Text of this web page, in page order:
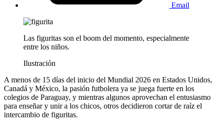
Email
Las figuritas son el boom del momento, especialmente
entre los niños.
Ilustración
A menos de 15 días del inicio del Mundial 2026 en Estados Unidos,
Canadá y México, la pasión futbolera ya se juega fuerte en los
colegios de Paraguay, y mientras algunos aprovechan el entusiasmo
para enseñar y unir a los chicos, otros decidieron cortar de raíz el
intercambio de figuritas.